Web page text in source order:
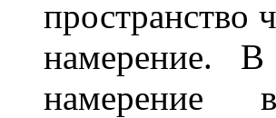
пространство
намерение.
намерение